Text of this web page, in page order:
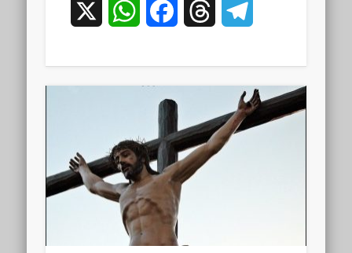
WhatsAppFacebookThreads